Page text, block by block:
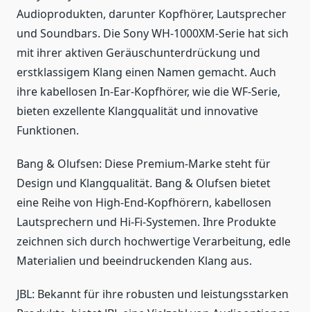
Audioprodukten, darunter Kopfhörer, Lautsprecher
und Soundbars. Die Sony WH-1000XM-Serie hat sich
mit ihrer aktiven Geräuschunterdrückung und
erstklassigem Klang einen Namen gemacht. Auch
ihre kabellosen In-Ear-Kopfhörer, wie die WF-Serie,
bieten exzellente Klangqualität und innovative
Funktionen.
Bang & Olufsen: Diese Premium-Marke steht für
Design und Klangqualität. Bang & Olufsen bietet
eine Reihe von High-End-Kopfhörern, kabellosen
Lautsprechern und Hi-Fi-Systemen. Ihre Produkte
zeichnen sich durch hochwertige Verarbeitung, edle
Materialien und beeindruckenden Klang aus.
JBL: Bekannt für ihre robusten und leistungsstarken